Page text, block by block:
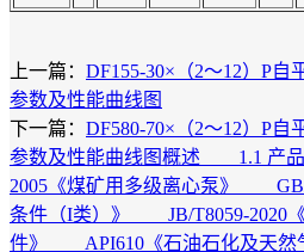
上一篇： DF155-30×（2～12）P自
参数及性能曲线图
下一篇： DF580-70×（2～12）P自
参数及性能曲线图概述 1.1 产
2005《煤矿用多级离心泵》 GB/
条件（I类）》 JB/T8059-2020
件》 API610《石油石化及天